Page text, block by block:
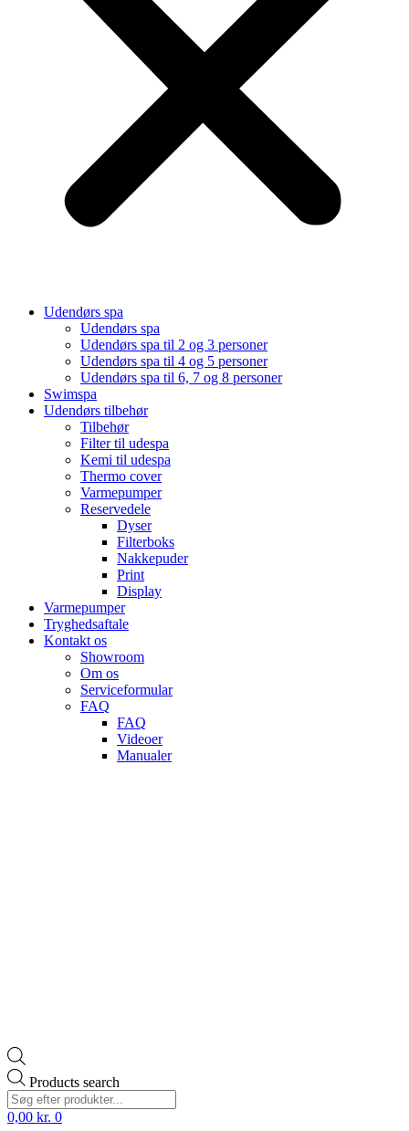
Udendørs spa
Udendørs spa
Udendørs spa til 2 og 3 personer
Udendørs spa til 4 og 5 personer
Udendørs spa til 6, 7 og 8 personer
Swimspa
Udendørs tilbehør
Tilbehør
Filter til udespa
Kemi til udespa
Thermo cover
Varmepumper
Reservedele
Dyser
Filterboks
Nakkepuder
Print
Display
Varmepumper
Tryghedsaftale
Kontakt os
Showroom
Om os
Serviceformular
FAQ
FAQ
Videoer
Manualer
Products search
0,00 kr. 0